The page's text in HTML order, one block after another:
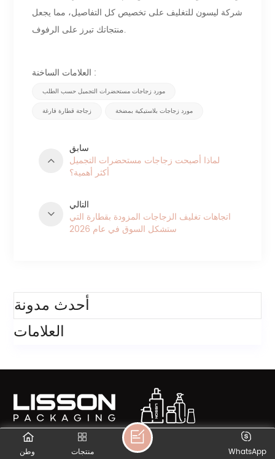
شركة ليسون للتغليف على تخصيص كل التفاصيل، مما يجعل
منتجاتك تبرز على الرفوف.
العلامات الساخنة :
مورد زجاجات مستحضرات التجميل حسب الطلب
زجاجة قطارة فارغة
مورد زجاجات بلاستيكية بمضخة
سابق
لماذا أصبحت زجاجات مستحضرات التجميل
أكثر أهمية؟
التالي
اتجاهات تغليف الزجاجات المزودة بقطارة التي
ستشكل السوق في عام 2026
أحدث مدونة
العلامات
وطن منتجات WhatsApp